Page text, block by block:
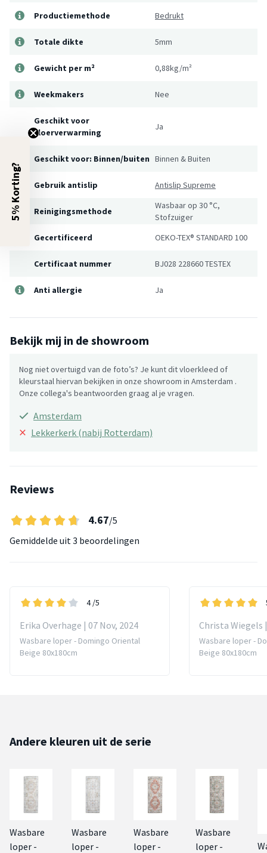
Productiemethode Bedrukt
Totale dikte 5mm
Gewicht per m² 0,88kg/m²
Weekmakers Nee
Geschikt voor
vloerverwarming
Ja
Geschikt voor: Binnen/buiten Binnen & Buiten
Gebruik antislip Antislip Supreme
Reinigingsmethode
Wasbaar op 30 °C,
Stofzuiger
Gecertificeerd
OEKO-TEX® STANDARD 100
Certificaat nummer BJ028 228660 TESTEX
Anti allergie Ja
Bekijk mij in de showroom
Nog niet overtuigd van de foto’s? Je kunt dit vloerkleed of
kleurstaal hiervan bekijken in onze showroom in Amsterdam .
Onze collega's beantwoorden graag al je vragen.
Amsterdam
× Lekkerkerk (nabij Rotterdam)
Reviews
4.67/5
Gemiddelde uit 3 beoordelingen
4 /5
Erika Overhage | 07 Nov, 2024
Wasbare loper - Domingo Oriental
Beige 80x180cm
Christa Wiegels
Wasbare loper -
Beige 80x180cm
Andere kleuren uit de serie
Wasbare
loper -
Wasbare
loper -
Wasbare
loper -
Wasbare
loper -
5% Korting?